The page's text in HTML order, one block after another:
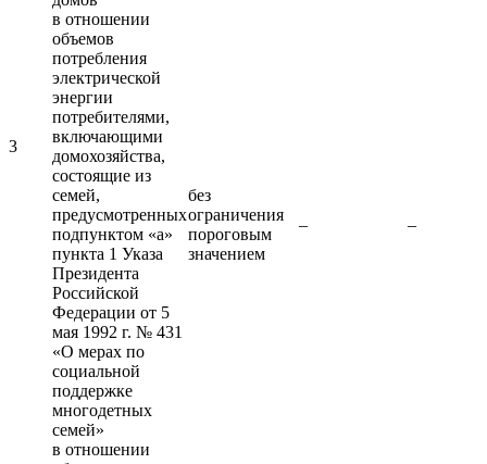
3
в отношении
объемов
потребления
электрической
энергии
потребителями,
включающими
домохозяйства,
состоящие из
семей,
предусмотренных
подпунктом «а»
пункта 1 Указа
Президента
Российской
Федерации от 5
мая 1992 г. № 431
«О мерах по
социальной
поддержке
многодетных
семей»
без
ограничения
пороговым
значением
– –
в отношении